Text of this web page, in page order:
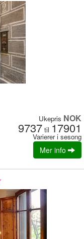
Ukepris NOK
9737 til 17901
Varierer i sesong
Mer info